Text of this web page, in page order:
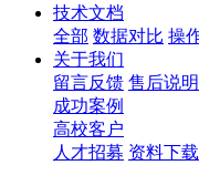
技术文档
全部 数据对比 操
关于我们
留言反馈 售后说明
成功案例
高校客户
人才招募 资料下载